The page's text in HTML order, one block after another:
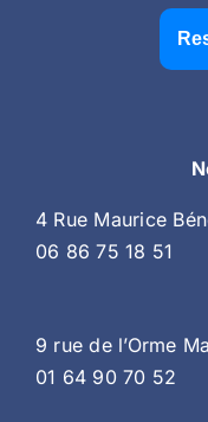
4 Rue Maurice
06 86 75 18 51
9 rue de l’Orme
01 64 90 70 52